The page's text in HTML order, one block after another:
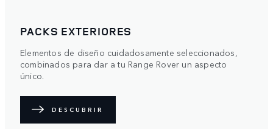
PACKS EXTERIORES
Elementos de diseño cuidadosamente seleccionados,
combinados para dar a tu Range Rover un aspecto
único.
DESCUBRIR